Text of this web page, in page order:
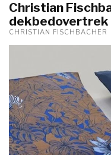
Christian
dekbedovertrek
CHRISTIAN FISCHBACHER